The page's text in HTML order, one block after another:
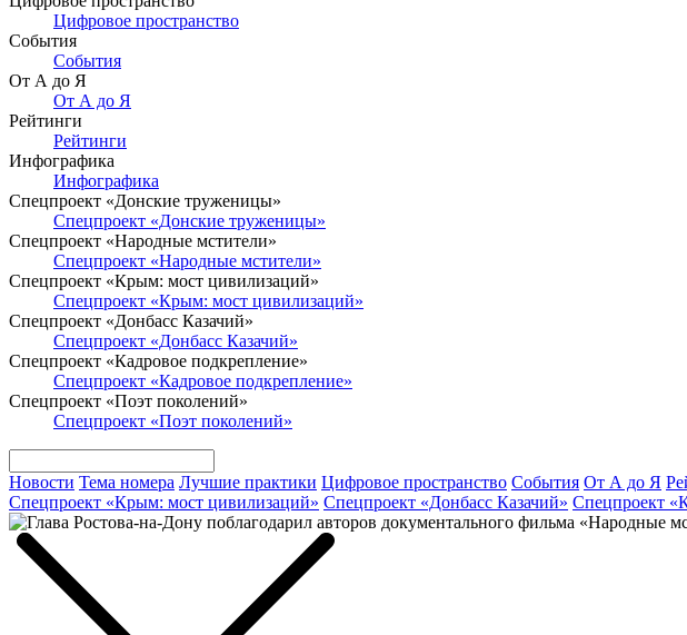
Цифровое пространство
События
События
От А до Я
От А до Я
Рейтинги
Рейтинги
Инфографика
Инфографика
Спецпроект «Донские труженицы»
Спецпроект «Донские труженицы»
Спецпроект «Народные мстители»
Спецпроект «Народные мстители»
Спецпроект «Крым: мост цивилизаций»
Спецпроект «Крым: мост цивилизаций»
Спецпроект «Донбасс Казачий»
Спецпроект «Донбасс Казачий»
Спецпроект «Кадровое подкрепление»
Спецпроект «Кадровое подкрепление»
Спецпроект «Поэт поколений»
Спецпроект «Поэт поколений»
Новости Тема номера Лучшие практики Цифровое пространство События От А до Я
Спецпроект «Крым: мост цивилизаций» Спецпроект «Донбасс Казачий» Спецпроект